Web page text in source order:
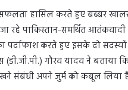
हासिल करते हुए बब्बर
जा रहे पाकिस्तान-समर्थित
पर्दाफाश करते हुए इसके दो
गौरव यादव ने बताया कि
संबंधी अपने जुर्म को कबूल लिया